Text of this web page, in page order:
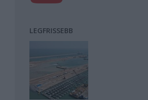
LEGFRISSEBB